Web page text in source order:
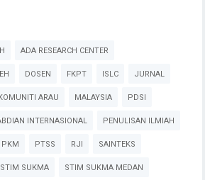
ADA RESEARCH CENTER
DOSEN FKPT ISLC JURNAL
ARAU MALAYSIA PDSI
INTERNASIONAL PENULISAN ILMIAH
PKM PTSS RJI SAINTEKS
STIM SUKMA STIM SUKMA MEDAN